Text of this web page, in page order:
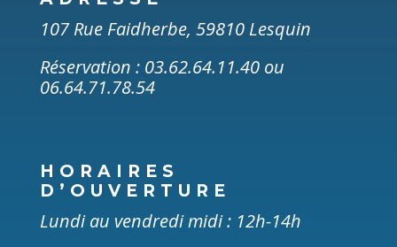
107 Rue Faidherbe, 59810 Lesquin
Réservation : 03.62.64.11.40 ou
06.64.71.78.54
HORAIRES
D’OUVERTURE
Lundi au vendredi midi : 12h-14h